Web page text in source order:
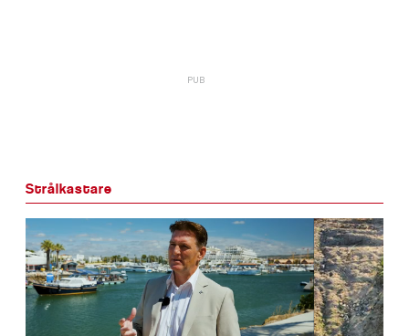
Strålkastare